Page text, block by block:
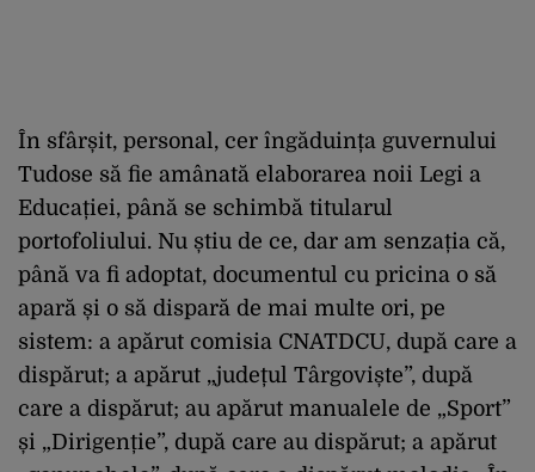
În sfârșit, personal, cer îngăduința guvernului
Tudose să fie amânată elaborarea noii Legi a
Educației, până se schimbă titularul
portofoliului. Nu știu de ce, dar am senzația că,
până va fi adoptat, documentul cu pricina o să
apară și o să dispară de mai multe ori, pe
sistem: a apărut comisia CNATDCU, după care a
dispărut; a apărut „județul Târgoviște”, după
care a dispărut; au apărut manualele de „Sport”
și „Dirigenție”, după care au dispărut; a apărut